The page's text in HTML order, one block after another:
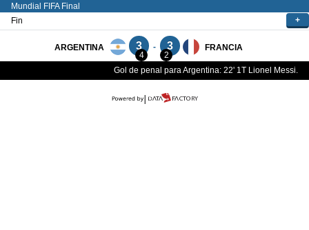
Mundial FIFA Final
Fin
+
ARGENTINA 3
4
- 3
2
FRANCIA
Gol de penal para Argentina: 22' 1T Lionel Messi.